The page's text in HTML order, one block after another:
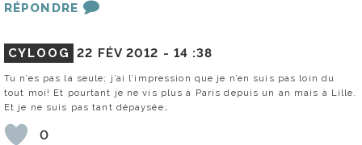
RÉPONDRE
CYLOOG 22 FÉV 2012 - 14 :38
Tu n’es pas la seule; j’ai l’impression que je n’en suis pas loin du
tout moi! Et pourtant je ne vis plus à Paris depuis un an mais à Lille.
Et je ne suis pas tant dépaysée…
0